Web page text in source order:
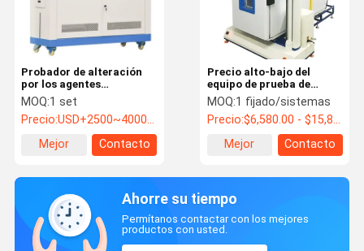
Probador de alteración
por los agentes
atmosféricos acelerado
ULTRAVIOLETA estándar
con el control
automático ASTM D4587
del PID SSR
MOQ:1 set
Precio:USD+2500~4000+piece
Mejor
Contacto
Precio alto-bajo del
equipo de prueba de
fuerza del probador
extensible de la
temperatura de Liyi
MOQ:1 fijado/sistemas
Precio:$6,580.00 - $15,800.00/ Set
Mejor
Contacto
Ahorre su tiempo
Permítanos contactar con los mejores
productos con usted.